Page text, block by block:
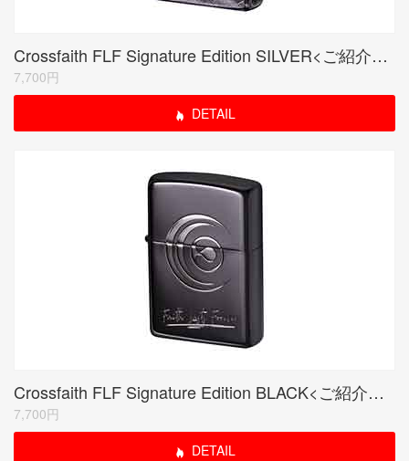
Crossfaith FLF Signature Edition SILVER<ご紹介のみ商品>
7,700円
DETAIL
Crossfaith FLF Signature Edition BLACK<ご紹介のみ商品>
7,700円
DETAIL